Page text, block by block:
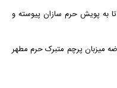
به پویش حرم سازان پیوسته و
میزبان پرچم متبرک حرم مطهر